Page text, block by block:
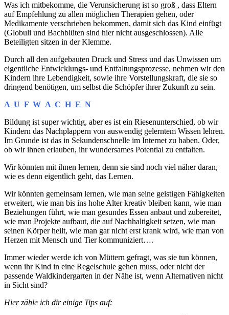
Was ich mitbekomme, die Verunsicherung ist so groß , dass Eltern
auf Empfehlung zu allen möglichen Therapien gehen, oder
Medikamente verschrieben bekommen, damit sich das Kind einfügt
(Globuli und Bachblüten sind hier nicht ausgeschlossen). Alle
Beteiligten sitzen in der Klemme.
Durch all den aufgebauten Druck und Stress und das Unwissen um
eigentliche Entwicklungs- und Entfaltungsprozesse, nehmen wir den
Kindern ihre Lebendigkeit, sowie ihre Vorstellungskraft, die sie so
dringend benötigen, um selbst die Schöpfer ihrer Zukunft zu sein.
A U F W A C H E N
Bildung ist super wichtig, aber es ist ein Riesenunterschied, ob wir
Kindern das Nachplappern von auswendig gelerntem Wissen lehren.
Im Grunde ist das in Sekundenschnelle im Internet zu haben. Oder,
ob wir ihnen erlauben, ihr wundersames Potential zu entfalten.
Wir könnten mit ihnen lernen, denn sie sind noch viel näher daran,
wie es denn eigentlich geht, das Lernen.
Wir könnten gemeinsam lernen, wie man seine geistigen Fähigkeiten
erweitert, wie man bis ins hohe Alter kreativ bleiben kann, wie man
Beziehungen führt, wie man gesundes Essen anbaut und zubereitet,
wie man Projekte aufbaut, die auf Nachhaltigkeit setzen, wie man
seinen Körper heilt, wie man gar nicht erst krank wird, wie man von
Herzen mit Mensch und Tier kommuniziert….
Immer wieder werde ich von Müttern gefragt, was sie tun können,
wenn ihr Kind in eine Regelschule gehen muss, oder nicht der
passende Waldkindergarten in der Nähe ist, wenn Alternativen nicht
in Sicht sind?
Hier zähle ich dir einige Tips auf: